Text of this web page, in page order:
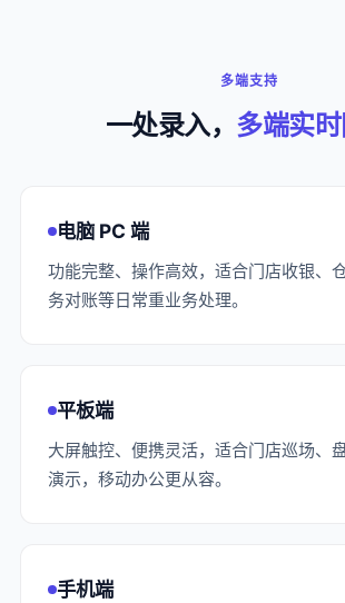
多端支持
一处录入， 多端实
电脑 PC 端
功能完整、操作高效，适合门店收银、
务对账等日常重业务处理。
平板端
大屏触控、便携灵活，适合门店巡场、
演示，移动办公更从容。
手机端